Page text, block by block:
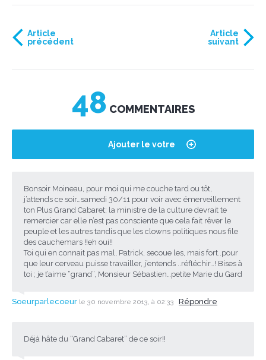
Article
précédent
Article
suivant
Ajouter le votre
48 COMMENTAIRES
Bonsoir Moineau, pour moi qui me couche tard ou tôt,
j’attends ce soir…samedi 30/11 pour voir avec émerveillement
ton Plus Grand Cabaret; la ministre de la culture devrait te
remercier car elle n’est pas consciente que cela fait rêver le
peuple et les autres tandis que les clowns politiques nous file
des cauchemars !!eh oui!!
Toi qui en connait pas mal, Patrick, secoue les, mais fort..pour
que leur cerveau puisse travailler, j’entends ..réfléchir…! Bises à
toi ; je t’aime “grand”, Monsieur Sébastien…petite Marie du Gard
Soeurparlecoeur le 30 novembre 2013, à 02:33 Répondre
Déjà hâte du “Grand Cabaret” de ce soir!!